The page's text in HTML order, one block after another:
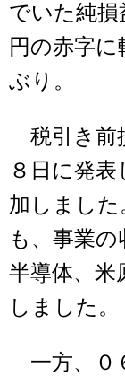
でいた純損
円の赤字
ぶり。
税引き前
８日に発
加しました
も、事業の
半導体、米
しました。
一方、０